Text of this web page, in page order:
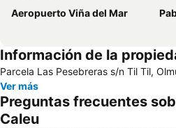
Aeropuerto Viña del Mar
Información de la
Parcela Las Pesebreras s/n Til Til,
Ver más
Preguntas frecuentes
Caleu